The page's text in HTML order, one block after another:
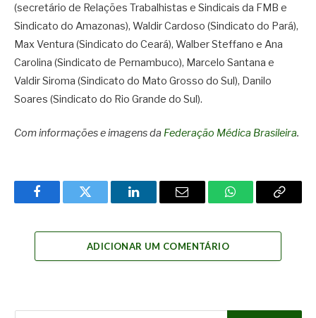
(secretário de Relações Trabalhistas e Sindicais da FMB e
Sindicato do Amazonas), Waldir Cardoso (Sindicato do Pará),
Max Ventura (Sindicato do Ceará), Walber Steffano e Ana
Carolina (Sindicato de Pernambuco), Marcelo Santana e
Valdir Siroma (Sindicato do Mato Grosso do Sul), Danilo
Soares (Sindicato do Rio Grande do Sul).
Com informações e imagens da Federação Médica Brasileira.
FacebookTwitter LinkedInEmail WhatsAppCopy
ADICIONAR UM COMENTÁRIO